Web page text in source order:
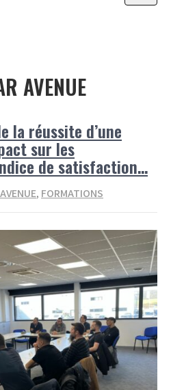
Open
AVENUE
la réussite d’une
sur les
de satisfaction…
, FORMATIONS